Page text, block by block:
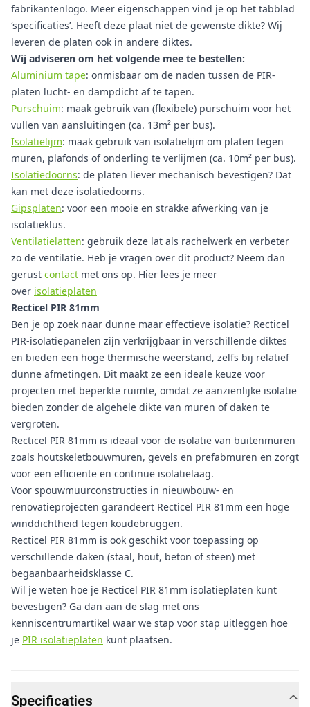
fabrikantenlogo. Meer eigenschappen vind je op het tabblad
‘specificaties’. Heeft deze plaat niet de gewenste dikte? Wij
leveren de platen ook in andere diktes.
Wij adviseren om het volgende mee te bestellen:
Aluminium tape: onmisbaar om de naden tussen de PIR-
platen lucht- en dampdicht af te tapen.
Purschuim: maak gebruik van (flexibele) purschuim voor het
vullen van aansluitingen (ca. 13m² per bus).
Isolatielijm: maak gebruik van isolatielijm om platen tegen
muren, plafonds of onderling te verlijmen (ca. 10m² per bus).
Isolatiedoorns: de platen liever mechanisch bevestigen? Dat
kan met deze isolatiedoorns.
Gipsplaten: voor een mooie en strakke afwerking van je
isolatieklus.
Ventilatielatten: gebruik deze lat als rachelwerk en verbeter
zo de ventilatie. Heb je vragen over dit product? Neem dan
gerust contact met ons op. Hier lees je meer
over isolatieplaten
Recticel PIR 81mm
Ben je op zoek naar dunne maar effectieve isolatie? Recticel
PIR-isolatiepanelen zijn verkrijgbaar in verschillende diktes
en bieden een hoge thermische weerstand, zelfs bij relatief
dunne afmetingen. Dit maakt ze een ideale keuze voor
projecten met beperkte ruimte, omdat ze aanzienlijke isolatie
bieden zonder de algehele dikte van muren of daken te
vergroten.
Recticel PIR 81mm is ideaal voor de isolatie van buitenmuren
zoals houtskeletbouwmuren, gevels en prefabmuren en zorgt
voor een efficiënte en continue isolatielaag.
Voor spouwmuurconstructies in nieuwbouw- en
renovatieprojecten garandeert Recticel PIR 81mm een hoge
winddichtheid tegen koudebruggen.
Recticel PIR 81mm is ook geschikt voor toepassing op
verschillende daken (staal, hout, beton of steen) met
begaanbaarheidsklasse C.
Wil je weten hoe je Recticel PIR 81mm isolatieplaten kunt
bevestigen? Ga dan aan de slag met ons
kenniscentrumartikel waar we stap voor stap uitleggen hoe
je PIR isolatieplaten kunt plaatsen.
Specificaties